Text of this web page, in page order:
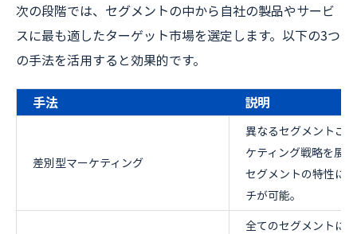
次の段階では、セグメントの中から自社の製品やサービ
スに最も適したターゲット市場を選定します。以下の3つ
の手法を活用すると効果的です。
手法 説明
差別型マーケティング
異なるセグメントご
ケティング戦略を展
セグメントの特性に
チが可能。
全てのセグメントに